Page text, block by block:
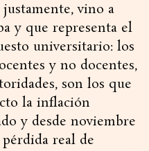
vino a
y que representa el
universitario: los
y no docentes,
son los que
la inflación
y desde noviembre
real de